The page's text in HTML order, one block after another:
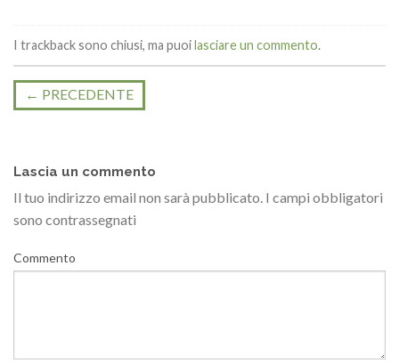
I trackback sono chiusi, ma puoilasciare un commento.
← PRECEDENTE
Lascia un commento
Il tuo indirizzo email non sarà pubblicato. I campi obbligatori
sono contrassegnati
Commento